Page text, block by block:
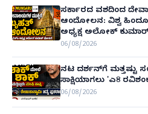
ಸರ್ಕಾರದ ವಶದಿಂದ
ಆಂದೋಲನ: ವಿಶ್ವ
ಅಧ್ಯಕ್ಷ ಅಲೋಕ್
06/08/2026
ನಟ ದರ್ಶನ್‌ಗೆ ಮತ್ತಷ್ಟು
ಸಾಕ್ಷಿಯಾಗಲು 'ಎ8
06/08/2026